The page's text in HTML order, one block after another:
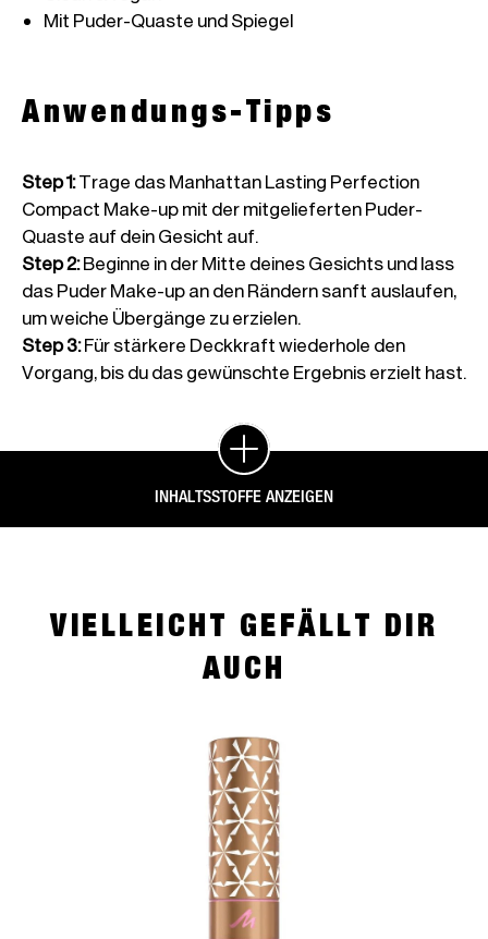
Mit Puder-Quaste und Spiegel
Anwendungs-Tipps
Step 1:Trage das Manhattan Lasting Perfection
Compact Make-up mit der mitgelieferten Puder-
Quaste auf dein Gesicht auf.
Step 2:Beginne in der Mitte deines Gesichts und lass
das Puder Make-up an den Rändern sanft auslaufen,
um weiche Übergänge zu erzielen.
Step 3:Für stärkere Deckkraft wiederhole den
Vorgang, bis du das gewünschte Ergebnis erzielt hast.
INHALTSSTOFFE ANZEIGEN
VIELLEICHT GEFÄLLT DIR
AUCH